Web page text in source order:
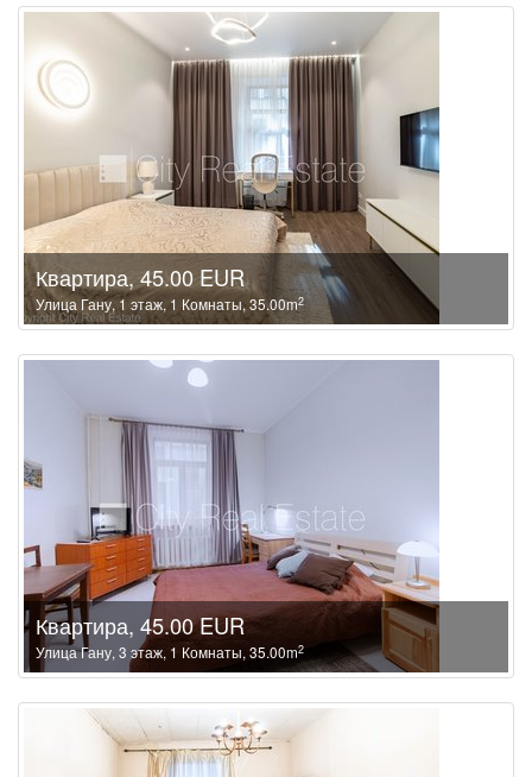
Квартира, 45.00 EUR
Улица Гану, 1 этаж, 1 Комнаты, 35.00m2
Квартира, 45.00 EUR
Улица Гану, 3 этаж, 1 Комнаты, 35.00m2